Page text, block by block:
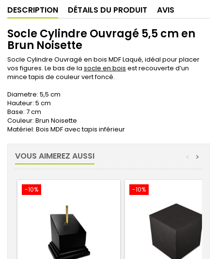
DESCRIPTION DÉTAILS DU PRODUIT AVIS
Socle Cylindre Ouvragé 5,5 cm en
Brun Noisette
Socle Cylindre Ouvragé en bois MDF Laqué, idéal pour placer
vos figures. Le bas de la socle en bois est recouverte d’un
mince tapis de couleur vert foncé.
Diametre: 5,5 cm
Hauteur: 5 cm
Base: 7 cm
Couleur: Brun Noisette
Matériel: Bois MDF avec tapis inférieur
VOUS AIMEREZ AUSSI >
<
-10% -10%